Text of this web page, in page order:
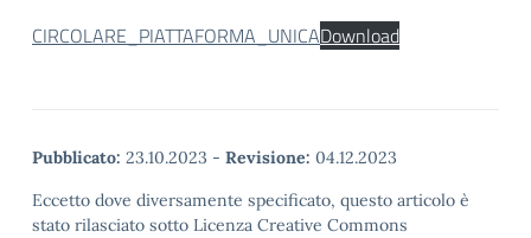
CIRCOLARE_PIATTAFORMA_UNICADownload
Pubblicato: 23.10.2023 - Revisione: 04.12.2023
Eccetto dove diversamente specificato, questo articolo è
stato rilasciato sotto Licenza Creative Commons